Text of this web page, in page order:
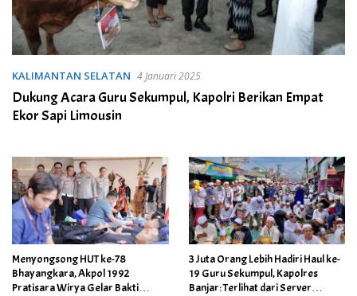
KALIMANTAN SELATAN 4 Januari 2025
Dukung Acara Guru Sekumpul, Kapolri Berikan Empat
Ekor Sapi Limousin
Menyongsong HUT ke-78
Bhayangkara, Akpol 1992
Pratisara Wirya Gelar Bakti
3 Juta Orang Lebih Hadiri Haul ke-
19 Guru Sekumpul, Kapolres
Banjar: Terlihat dari Server